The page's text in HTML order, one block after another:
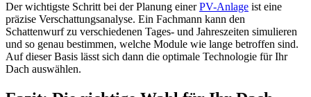
Der wichtigste Schritt bei der Planung einerPV-Anlage ist eine
präzise Verschattungsanalyse. Ein Fachmann kann den
Schattenwurf zu verschiedenen Tages- und Jahreszeiten simulieren
und so genau bestimmen, welche Module wie lange betroffen sind.
Auf dieser Basis lässt sich dann die optimale Technologie für Ihr
Dach auswählen.